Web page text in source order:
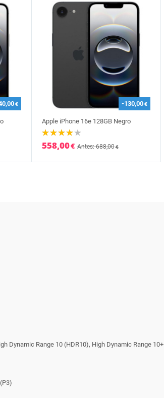
€ -130,00€
Apple iPhone 16e 128GB Negro
558,00€ Antes: 688,00€
Dynamic Range 10 (HDR10), High Dynamic Range